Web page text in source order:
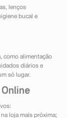
lenços
bucal e
como alimentação
diários e
só lugar.
loja mais próxima;